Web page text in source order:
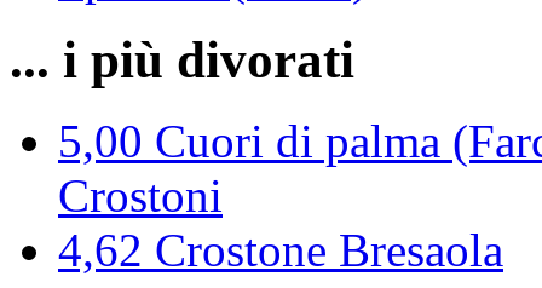
... i più divorati
5,00 Cuori di palma
Crostoni
4,62 Crostone Bresaola